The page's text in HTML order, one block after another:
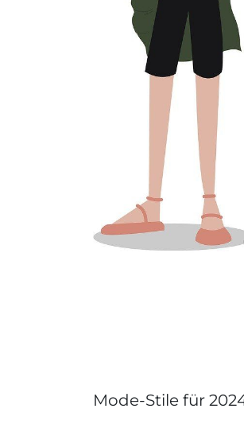
Mode-Stile für